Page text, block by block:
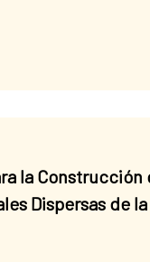
la
Dispersas de